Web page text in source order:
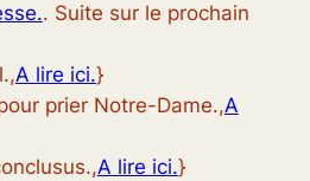
. Suite sur le prochain
A lire ici.}
prier Notre-Dame.,A
A lire ici.}